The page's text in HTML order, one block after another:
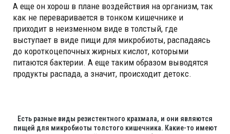
А еще он хорош в плане воздействия на организм, так
как не переваривается в тонком кишечнике и
приходит в неизменном виде в толстый, где
выступает в виде пищи для микробиоты, распадаясь
до короткоцепочных жирных кислот, которыми
питаются бактерии. А еще таким образом выводятся
продукты распада, а значит, происходит детокс.
Есть разные виды резистентного крахмала, и они являются
пищей для микробиоты толстого кишечника. Какие-то имеют